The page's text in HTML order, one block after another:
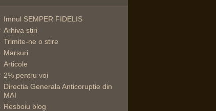
Imnul SEMPER FIDELIS
Arhiva stiri
Trimite-ne o stire
Marsuri
Articole
2% pentru voi
Directia Generala Anticoruptie din
MAI
Resboiu blog